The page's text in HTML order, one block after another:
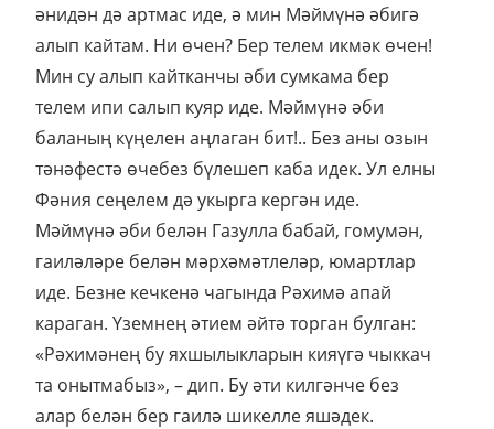
әнидән дә артмас иде, ә мин Мәймүнә әбигә
алып кайтам. Ни өчен? Бер телем икмәк өчен!
Мин су алып кайтканчы әби сумкама бер
телем ипи салып куяр иде. Мәймүнә әби
баланың күңелен аңлаган бит!.. Без аны озын
тәнәфестә өчебез бүлешеп каба идек. Ул елны
Фәния сеңелем дә укырга кергән иде.
Мәймүнә әби белән Газулла бабай, гомумән,
гаиләләре белән мәрхәмәтлеләр, юмартлар
иде. Безне кечкенә чагында Рәхимә апай
караган. Үземнең әтием әйтә торган булган:
«Рәхимәнең бу яхшылыкларын кияүгә чыккач
та онытмабыз», – дип. Бу әти килгәнче без
алар белән бер гаилә шикелле яшәдек.